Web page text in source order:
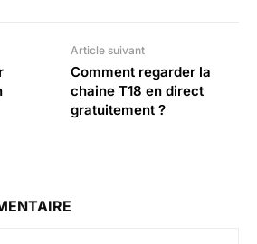
Article suivant
Comment regarder la
chaine T18 en direct
gratuitement ?